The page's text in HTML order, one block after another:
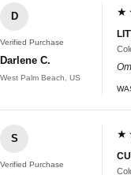
D
Verified Purchase
Darlene C.
West Palm Beach, US
S
Verified Purchase